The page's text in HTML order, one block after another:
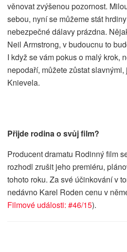
věnovat zvýšenou pozornost.
sebou, nyní se můžeme stát
nebezpečné dálavy prázdna.
Neil Armstrong, v budoucnu to
I když se vám pokus o malý krok,
nepodaří, můžete zůstat
Knievela.
Přijde rodina o svůj film?
Producent dramatu Rodinný film
rozhodl zrušit jeho premiéru,
tohoto roku. Za své účinkování v
nedávno Karel Roden cenu v
Filmové události: #46/15).